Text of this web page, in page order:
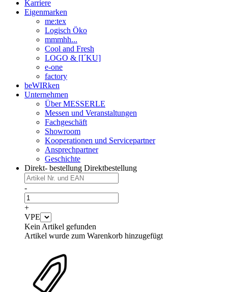
Karriere
Eigenmarken
me:tex
Logisch Öko
mmmhh...
Cool and Fresh
LOGO & [I´KU]
e-one
factory
beWIRken
Unternehmen
Über MESSERLE
Messen und Veranstaltungen
Fachgeschäft
Showroom
Kooperationen und Servicepartner
Ansprechpartner
Geschichte
Direkt- bestellung Direktbestellung
-
+
VPE
Kein Artikel gefunden
Artikel wurde zum Warenkorb hinzugefügt